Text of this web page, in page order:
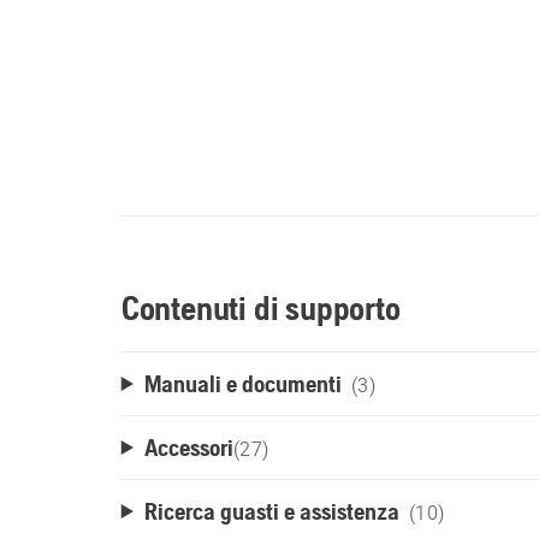
Contenuti di supporto
Manuali e documenti (3)
Accessori(27)
Ricerca guasti e assistenza (10)